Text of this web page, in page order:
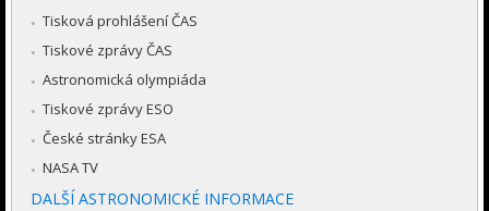
Tisková prohlášení ČAS
Tiskové zprávy ČAS
Astronomická olympiáda
Tiskové zprávy ESO
České stránky ESA
NASA TV
DALŠÍ ASTRONOMICKÉ INFORMACE